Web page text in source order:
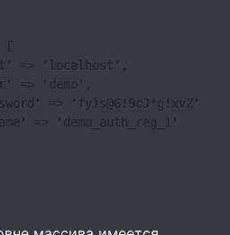
=> 'localhost',
=> 'demo',
=> 'fy)s@6!9cJ*g!xvZ',
=> 'demo_auth_reg_1'